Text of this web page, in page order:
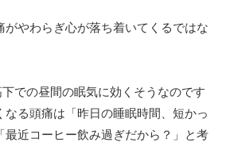
がやわらぎ心が落ち着いてくるではな
での昼間の眠気に効くそうなのです
なる頭痛は「昨日の睡眠時間、短かっ
近コーヒー飲み過ぎだから？」と考